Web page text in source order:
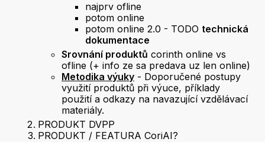
najprv ofline
potom online
potom online 2.0 - TODO technická
dokumentace
Srovnání produktů corinth online vs
ofline (+ info ze sa predava uz len online)
Metodika výuky - Doporučené postupy
využití produktů při výuce, příklady
použití a odkazy na navazující vzdělávací
materiály.
PRODUKT DVPP
PRODUKT / FEATURA CoriAI?